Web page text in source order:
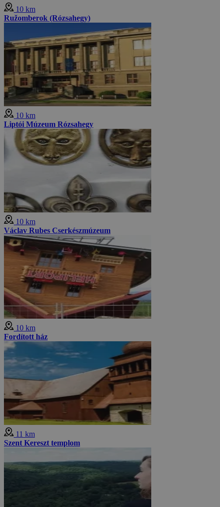
10 km
Ružomberok (Rózsahegy)
10 km
Liptói Múzeum Rózsahegy
10 km
Václav Rubes Cserkészmúzeum
10 km
Fordított ház
11 km
Szent Kereszt templom